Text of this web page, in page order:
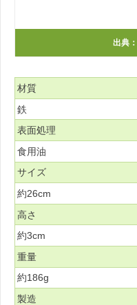
出典：
材質
鉄
表面処理
食用油
サイズ
約26cm
高さ
約3cm
重量
約186g
製造